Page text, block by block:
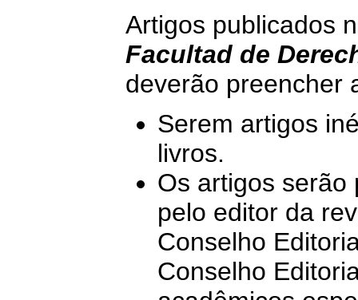
Artigos publicados
Facultad de
deverão preencher
Serem artigos
livros.
Os artigos serão
pelo editor da
Conselho
Conselho